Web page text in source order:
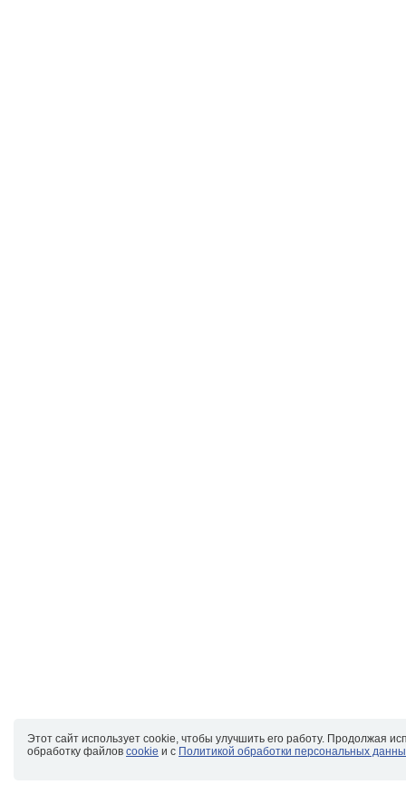
Этот сайт использует cookie, чтобы улучшить его работу. Продолжая
обработку файлов cookie и с Политикой обработки персональных